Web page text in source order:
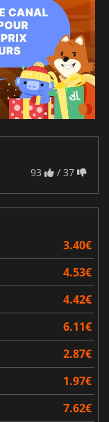
93 / 37
3.40€
4.53€
4.42€
6.11€
2.87€
1.97€
7.62€